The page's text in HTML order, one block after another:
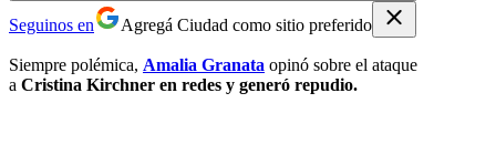
Seguinos en Agregá Ciudad como sitio preferido
Siempre polémica, Amalia Granata opinó sobre el ataque
a Cristina Kirchner en redes y generó repudio.